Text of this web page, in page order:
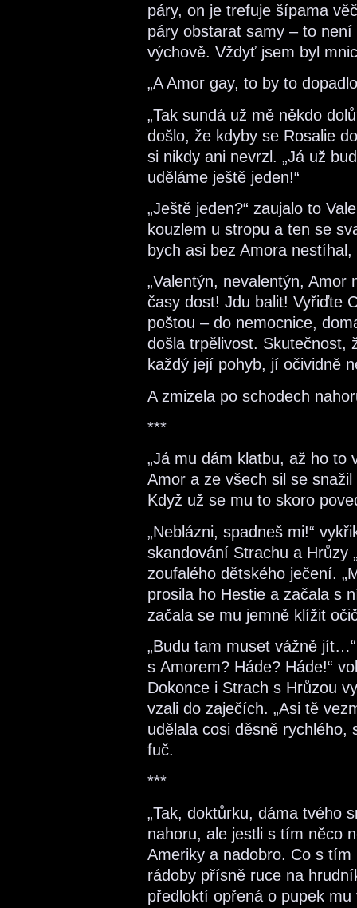
páry, on je trefuje šípama
páry obstarat samy – to
výchově. Vždyť jsem byl
„A Amor gay, to by to
„Tak sundá už mě někdo
došlo, že kdyby se Rosalie
si nikdy ani nevrzl. „Já už
uděláme ještě jeden!“
„Ještě jeden?“ zaujalo to
kouzlem u stropu a ten se
bych asi bez Amora
„Valentýn, nevalentýn,
časy dost! Jdu balit! Vyřiďte
poštou – do nemocnice,
došla trpělivost. Skutečnost,
každý její pohyb, jí očividně
A zmizela po schodech
***
„Já mu dám klatbu, až ho to
Amor a ze všech sil se
Když už se mu to skoro
„Neblázni, spadneš mi!“
skandování Strachu a Hrůzy
zoufalého dětského ječení.
prosila ho Hestie a začala s
začala se mu jemně klížit
„Budu tam muset vážně
s Amorem? Háde? Háde!“
Dokonce i Strach s Hrůzou
vzali do zaječích. „Asi tě
udělala cosi děsně
fuč.
***
„Tak, doktůrku, dáma tvého
nahoru, ale jestli s tím něco
Ameriky a nadobro. Co s tím
rádoby přísně ruce na
předloktí opřená o pupek